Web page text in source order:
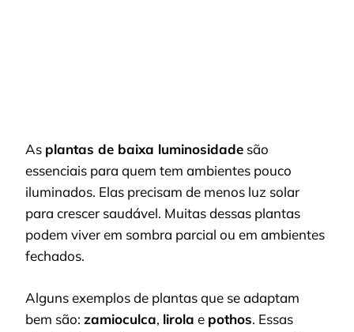
As plantas de baixa luminosidade são
essenciais para quem tem ambientes pouco
iluminados. Elas precisam de menos luz solar
para crescer saudável. Muitas dessas plantas
podem viver em sombra parcial ou em ambientes
fechados.
Alguns exemplos de plantas que se adaptam
bem são: zamioculca, lirola e pothos. Essas